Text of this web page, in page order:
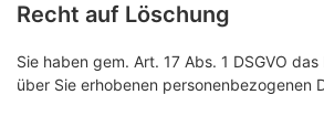
Recht auf Löschung
Sie haben gem. Art. 17 Abs. 1 DSGVO
über Sie erhobenen personenbezogenen